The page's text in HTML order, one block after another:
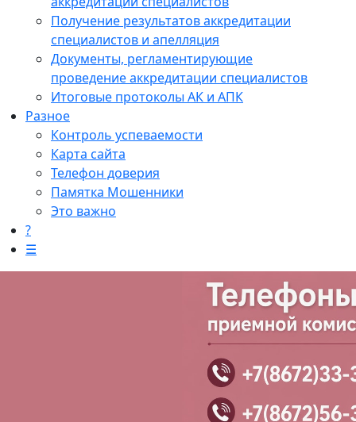
Получение результатов аккредитации
специалистов и апелляция
Документы, регламентирующие
проведение аккредитации специалистов
Итоговые протоколы АК и АПК
Разное
Контроль успеваемости
Карта сайта
Телефон доверия
Памятка Мошенники
Это важно
?
☰